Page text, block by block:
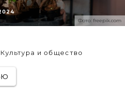
Фото: freepik.com
Культура и общество